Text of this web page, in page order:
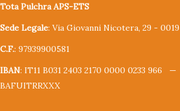
Tota Pulchra APS-ETS
Sede Legale: Via Giovanni Nicotera, 29 -
C.F.: 97939900581
IBAN: IT11 B031 2403 2170 0000 0233 966 —
BAFUITRRXXX